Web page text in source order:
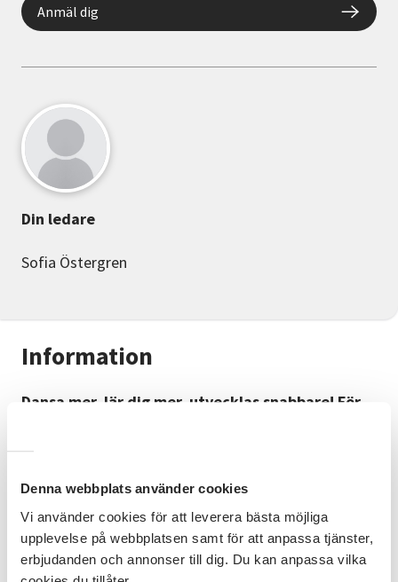
Denna webbplats använder cookies
Vi använder cookies för att leverera bästa möjliga
upplevelse på webbplatsen samt för att anpassa tjänster,
erbjudanden och annonser till dig. Du kan anpassa vilka
Information
Dansa mer, lär dig mer, utvecklas snabbare! För
Jazz/showdanslinjerna är tänka för de elever som vill
satsa mer på dansen och utvecklas snabbare, och de
innebär flera danslektioner varje vecka. Du möter här
olika lärare och stilar och breddar därmed dina
danskunskaper.
Anmäl dig
Din ledare
Sofia Östergren